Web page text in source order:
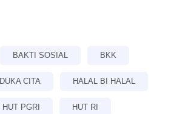
BAKTI SOSIAL BKK
DUKA CITA HALAL BI HALAL
HUT PGRI HUT RI